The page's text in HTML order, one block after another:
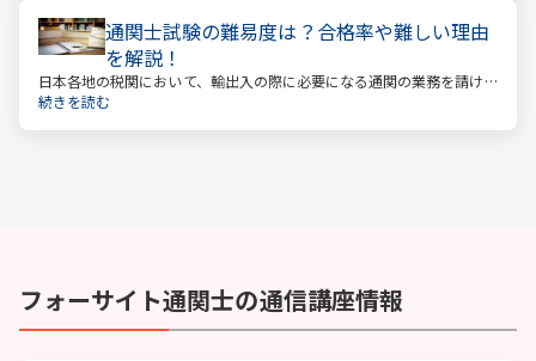
通関士試験の難易度は？合格率や難しい理由
を解説！
日本各地の税関において、輸出入の際に必要になる通関の業務を請け
負っているのが通関士です。日本は貿易で成り立つ国ですので、今後
続きを読む
フォーサイト通関士の通信講座情報